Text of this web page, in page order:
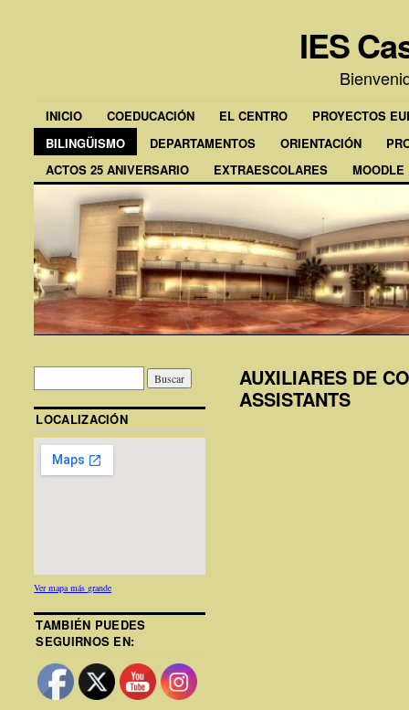
IES
INICIO COEDUCACIÓN EL CENTRO
PROYECTOS
BILINGÜISMO
DEPARTAMENTOS ORIENTACIÓN
ACTOS 25 ANIVERSARIO
EXTRAESCOLARES MOODLE
AUXILIARES DE
ASSISTANTS
LOCALIZACIÓN
Ver mapa más grande
TAMBIÉN PUEDES
SEGUIRNOS EN: